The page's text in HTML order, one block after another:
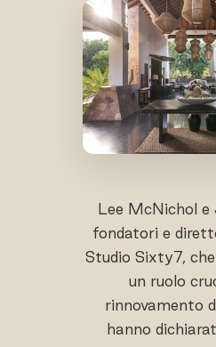
Lee McNichol e
fondatori e
Studio Sixty7,
un ruolo
rinnovamento
hanno